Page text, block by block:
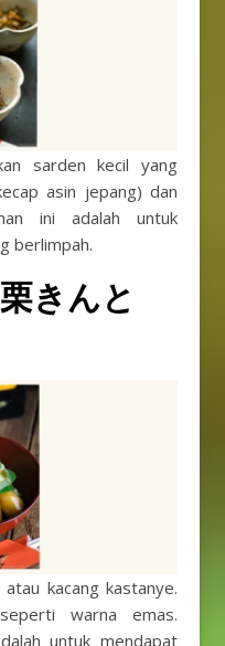
sarden kecil yang
asin jepang) dan
ini adalah untuk
berlimpah.
栗きんと
kacang kastanye.
warna emas.
untuk mendapat